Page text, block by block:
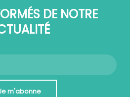
DE NOTRE
m'abonne